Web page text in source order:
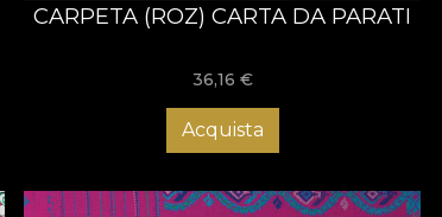
CARPETA (ROZ) CARTA DA PARATI
36,16 €
Acquista